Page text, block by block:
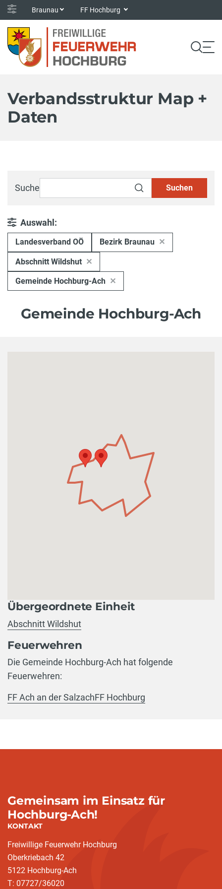
Braunau FF Hochburg
Verbandsstruktur Map +
Daten
Suche Suchen
Auswahl:
Landesverband OÖ Bezirk Braunau
Abschnitt Wildshut
Gemeinde Hochburg-Ach
Gemeinde Hochburg-Ach
Übergeordnete Einheit
Abschnitt Wildshut
Feuerwehren
Die Gemeinde Hochburg-Ach hat folgende
Feuerwehren:
FF Ach an der SalzachFF Hochburg
Gemeinsam im Einsatz für
Hochburg-Ach!
KONTAKT
Freiwillige Feuerwehr Hochburg
Oberkriebach 42
5122 Hochburg-Ach
T: 07727/36020